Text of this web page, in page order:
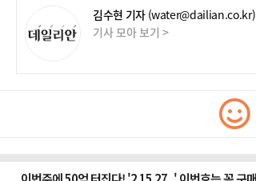
김수현 기자 (water@dailian.co.kr)
기사 모아 보기 >